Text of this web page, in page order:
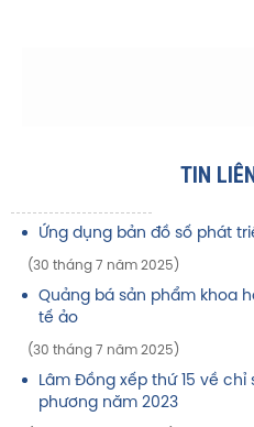
TIN
Ứng dụng bản đồ số phát
(30 tháng 7 năm 2025)
Quảng bá sản phẩm khoa
tế ảo
(30 tháng 7 năm 2025)
Lâm Đồng xếp thứ 15 về
phương năm 2023